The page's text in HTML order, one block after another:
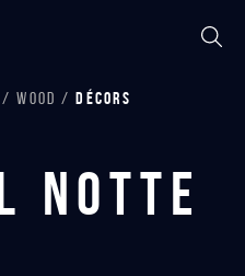
WOOD DÉCORS
Notte